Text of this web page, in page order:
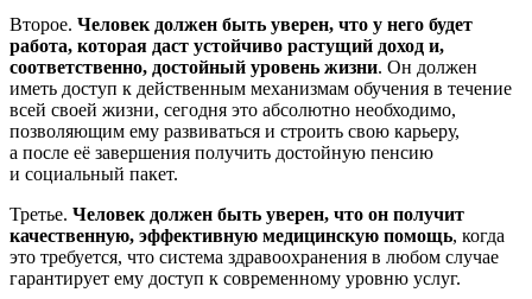
Второе. Человек должен быть уверен, что у него будет
работа, которая даст устойчиво растущий доход и,
соответственно, достойный уровень жизни. Он должен
иметь доступ к действенным механизмам обучения в течение
всей своей жизни, сегодня это абсолютно необходимо,
позволяющим ему развиваться и строить свою карьеру,
а после её завершения получить достойную пенсию
и социальный пакет.
Третье. Человек должен быть уверен, что он получит
качественную, эффективную медицинскую помощь, когда
это требуется, что система здравоохранения в любом случае
гарантирует ему доступ к современному уровню услуг.